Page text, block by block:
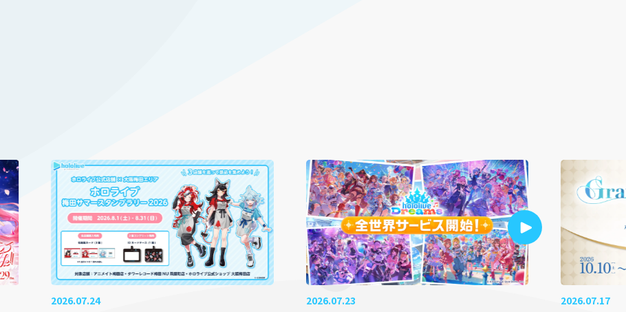
2026.07.24
2026.07.23
2026.07.17